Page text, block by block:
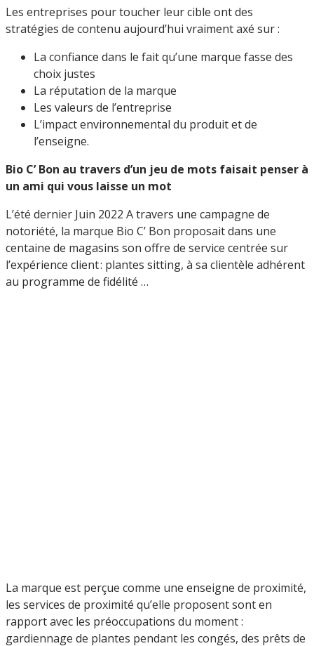
Les entreprises pour toucher leur cible ont des
stratégies de contenu aujourd’hui vraiment axé sur :
La confiance dans le fait qu’une marque fasse des
choix justes
La réputation de la marque
Les valeurs de l’entreprise
L’impact environnemental du produit et de
l’enseigne.
Bio C’ Bon au travers d’un jeu de mots faisait penser à
un ami qui vous laisse un mot
L’été dernier Juin 2022 A travers une campagne de
notoriété, la marque Bio C’ Bon proposait dans une
centaine de magasins son offre de service centrée sur
l’expérience client : plantes sitting, à sa clientèle adhérent
au programme de fidélité …
La marque est perçue comme une enseigne de proximité,
les services de proximité qu’elle proposent sont en
rapport avec les préoccupations du moment :
gardiennage de plantes pendant les congés, des prêts de